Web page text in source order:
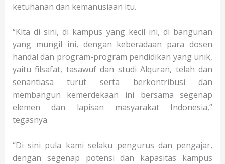
ketuhanan dan kemanusiaan itu.
“Kita di sini, di kampus yang kecil ini, di bangunan
yang mungil ini, dengan keberadaan para dosen
handal dan program-program pendidikan yang unik,
yaitu filsafat, tasawuf dan studi Alquran, telah dan
senantiasa turut serta berkontribusi dan
membangun kemerdekaan ini bersama segenap
elemen dan lapisan masyarakat Indonesia,”
tegasnya.
“Di sini pula kami selaku pengurus dan pengajar,
dengan segenap potensi dan kapasitas kampus